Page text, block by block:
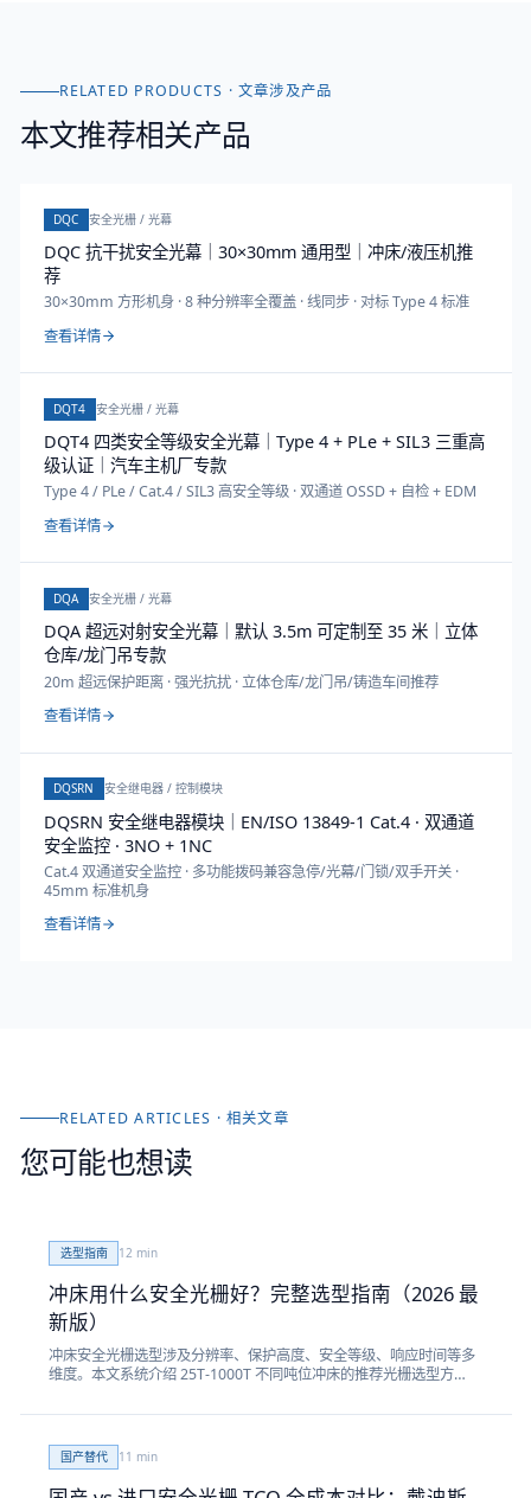
RELATED PRODUCTS · 文章涉及产品
本文推荐相关产品
DQC 安全光栅 / 光幕
DQC 抗干扰安全光幕｜30×30mm 通用型｜冲床/液压机推
荐
30×30mm 方形机身 · 8 种分辨率全覆盖 · 线同步 · 对标 Type 4 标准
查看详情
DQT4 安全光栅 / 光幕
DQT4 四类安全等级安全光幕｜Type 4 + PLe + SIL3 三重高
级认证｜汽车主机厂专款
Type 4 / PLe / Cat.4 / SIL3 高安全等级 · 双通道 OSSD + 自检 + EDM
查看详情
DQA 安全光栅 / 光幕
DQA 超远对射安全光幕｜默认 3.5m 可定制至 35 米｜立体
仓库/龙门吊专款
20m 超远保护距离 · 强光抗扰 · 立体仓库/龙门吊/铸造车间推荐
查看详情
DQSRN 安全继电器 / 控制模块
DQSRN 安全继电器模块｜EN/ISO 13849-1 Cat.4 · 双通道
安全监控 · 3NO + 1NC
Cat.4 双通道安全监控 · 多功能拨码兼容急停/光幕/门锁/双手开关 ·
45mm 标准机身
查看详情
RELATED ARTICLES · 相关文章
您可能也想读
选型指南 12 min
冲床用什么安全光栅好？完整选型指南（2026 最
新版）
冲床安全光栅选型涉及分辨率、保护高度、安全等级、响应时间等多
维度。本文系统介绍 25T-1000T 不同吨位冲床的推荐光栅选型方
国产替代 11 min